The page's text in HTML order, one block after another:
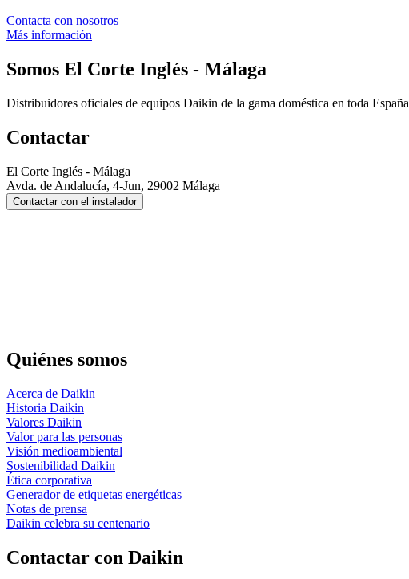
Contacta con nosotros
Más información
Somos El Corte Inglés - Málaga
Distribuidores oficiales de equipos Daikin de la gama doméstica en toda España
Contactar
El Corte Inglés - Málaga
Avda. de Andalucía, 4-Jun, 29002 Málaga
Contactar con el instalador
Quiénes somos
Acerca de Daikin
Historia Daikin
Valores Daikin
Valor para las personas
Visión medioambiental
Sostenibilidad Daikin
Ética corporativa
Generador de etiquetas energéticas
Notas de prensa
Daikin celebra su centenario
Contactar con Daikin